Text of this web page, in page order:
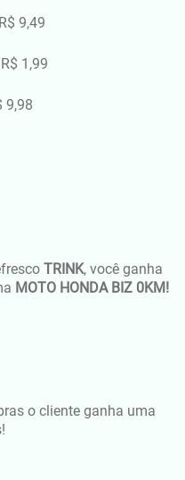
9,49
1,99
9,98
TRINK, você ganha
MOTO HONDA BIZ 0KM!
o cliente ganha uma